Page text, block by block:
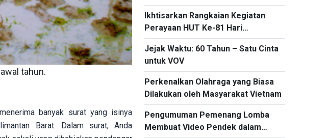
tahun.
banyak surat yang isinya
Barat. Dalam surat, Anda
Ikhtisarkan Rangkaian Kegiatan
Perayaan HUT Ke-81 Hari
Kemerdekaan Indonesia di Hanoi
Jejak Waktu: 60 Tahun – Satu Cinta
untuk VOV
Perkenalkan Olahraga yang Biasa
Dilakukan oleh Masyarakat Vietnam
Pengumuman Pemenang Lomba
Membuat Video Pendek dalam